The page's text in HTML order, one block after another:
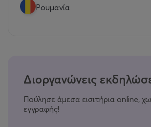
Ρουμανία
Διοργανώνεις
Πούλησε άμεσα εισιτήρια online,
εγγραφής!